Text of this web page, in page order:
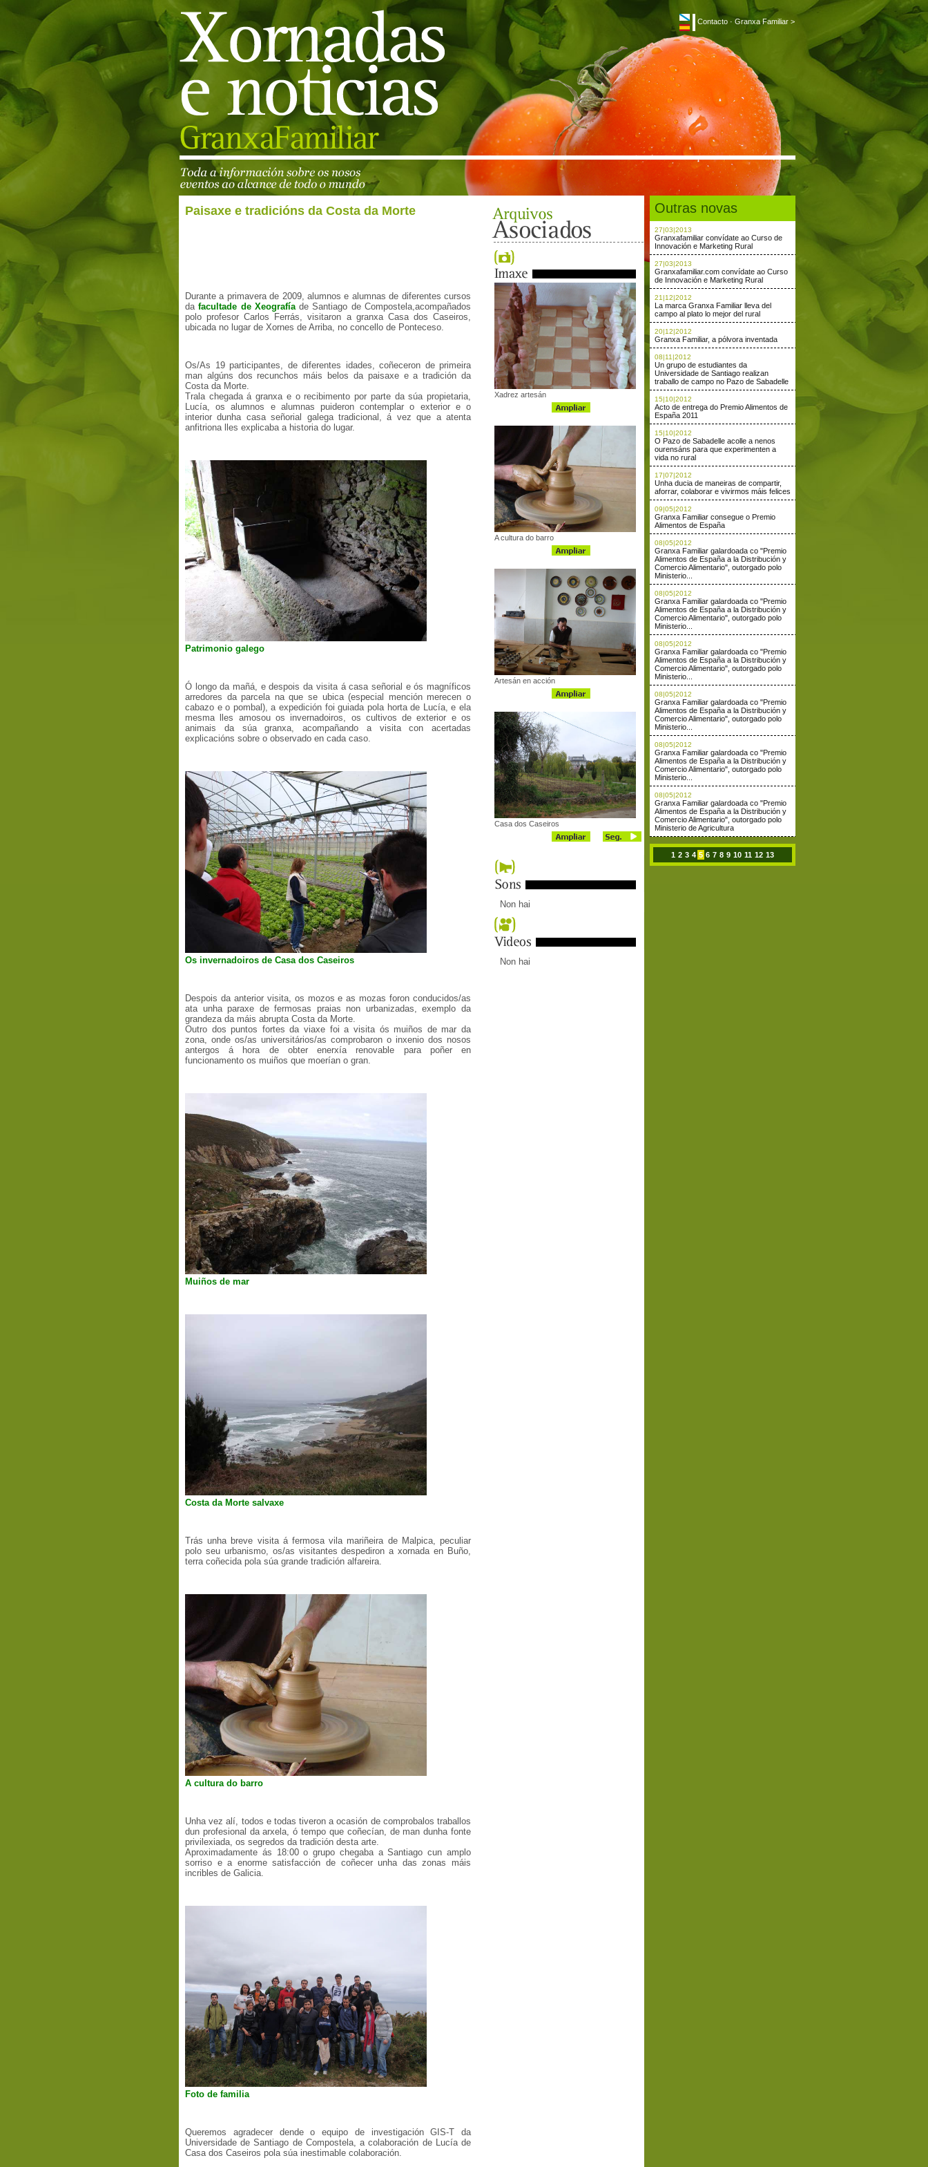
Contacto · Granxa Familiar >
Outras novas
27|03|2013
Granxafamiliar convídate ao Curso de
Innovación e Marketing Rural
27|03|2013
Granxafamiliar.com convídate ao Curso
de Innovación e Marketing Rural
21|12|2012
La marca Granxa Familiar lleva del
campo al plato lo mejor del rural
20|12|2012
Granxa Familiar, a pólvora inventada
08|11|2012
Un grupo de estudiantes da
Universidade de Santiago realizan
traballo de campo no Pazo de Sabadelle
15|10|2012
Acto de entrega do Premio Alimentos de
España 2011
15|10|2012
O Pazo de Sabadelle acolle a nenos
ourensáns para que experimenten a
vida no rural
17|07|2012
Unha ducia de maneiras de compartir,
aforrar, colaborar e vivirmos máis felices
09|05|2012
Granxa Familiar consegue o Premio
Alimentos de España
08|05|2012
Granxa Familiar galardoada co "Premio
Alimentos de España a la Distribución y
Comercio Alimentario", outorgado polo
Ministerio...
08|05|2012
Granxa Familiar galardoada co "Premio
Alimentos de España a la Distribución y
Comercio Alimentario", outorgado polo
Ministerio...
08|05|2012
Granxa Familiar galardoada co "Premio
Alimentos de España a la Distribución y
Comercio Alimentario", outorgado polo
Ministerio...
08|05|2012
Granxa Familiar galardoada co "Premio
Alimentos de España a la Distribución y
Comercio Alimentario", outorgado polo
Ministerio...
08|05|2012
Granxa Familiar galardoada co "Premio
Alimentos de España a la Distribución y
Comercio Alimentario", outorgado polo
Ministerio...
08|05|2012
Granxa Familiar galardoada co "Premio
Alimentos de España a la Distribución y
Comercio Alimentario", outorgado polo
Ministerio de Agricultura
1 2 3 4 5 6 7 8 9 10 11 12 13
Xadrez artesán
A cultura do barro
Artesán en acción
Casa dos Caseiros
Non hai
Non hai
Paisaxe e tradicións da Costa da Morte
Durante a primavera de 2009, alumnos e alumnas de diferentes cursos
dafacultade de Xeografíade Santiago de Compostela,acompañados
polo profesor Carlos Ferrás, visitaron a granxa Casa dos Caseiros,
ubicada no lugar de Xornes de Arriba, no concello de Ponteceso.
Os/As 19 participantes, de diferentes idades, coñeceron de primeira
man algúns dos recunchos máis belos da paisaxe e a tradición da
Costa da Morte.
Trala chegada á granxa e o recibimento por parte da súa propietaria,
Lucía, os alumnos e alumnas puideron contemplar o exterior e o
interior dunha casa señorial galega tradicional, á vez que a atenta
anfitriona lles explicaba a historia do lugar.
Patrimonio galego
Ó longo da mañá, e despois da visita á casa señorial e ós magníficos
arredores da parcela na que se ubica (especial mención merecen o
cabazo e o pombal), a expedición foi guiada pola horta de Lucía, e ela
mesma lles amosou os invernadoiros, os cultivos de exterior e os
animais da súa granxa, acompañando a visita con acertadas
explicacións sobre o observado en cada caso.
Os invernadoiros de Casa dos Caseiros
Despois da anterior visita, os mozos e as mozas foron conducidos/as
ata unha paraxe de fermosas praias non urbanizadas, exemplo da
grandeza da máis abrupta Costa da Morte.
Outro dos puntos fortes da viaxe foi a visita ós muiños de mar da
zona, onde os/as universitários/as comprobaron o inxenio dos nosos
antergos á hora de obter enerxía renovable para poñer en
funcionamento os muiños que moerían o gran.
Muiños de mar
Costa da Morte salvaxe
Trás unha breve visita á fermosa vila mariñeira de Malpica, peculiar
polo seu urbanismo, os/as visitantes despediron a xornada en Buño,
terra coñecida pola súa grande tradición alfareira.
A cultura do barro
Unha vez alí, todos e todas tiveron a ocasión de comprobalos traballos
dun profesional da arxela, ó tempo que coñecían, de man dunha fonte
privilexiada, os segredos da tradición desta arte.
Aproximadamente ás 18:00 o grupo chegaba a Santiago cun amplo
sorriso e a enorme satisfacción de coñecer unha das zonas máis
incribles de Galicia.
Foto de familia
Queremos agradecer dende o equipo de investigación GIS-T da
Universidade de Santiago de Compostela, a colaboración de Lucía de
Casa dos Caseiros pola súa inestimable colaboración.